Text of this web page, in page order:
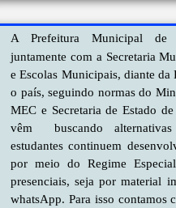
A Prefeitura Municipal de
juntamente com a Secretaria
e Escolas Municipais, diante da
o país, seguindo normas do
MEC e Secretaria de Estado
vêm buscando
estudantes continuem
por meio do Regime
presenciais, seja por material
whatsApp. Para isso contamos